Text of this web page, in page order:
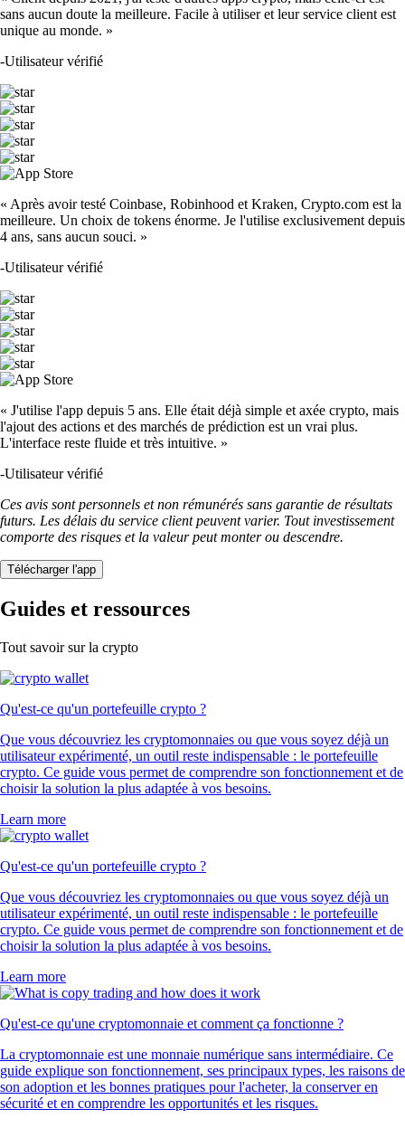
sans aucun doute la meilleure. Facile à utiliser et leur service client est
unique au monde. »
-Utilisateur vérifié
« Après avoir testé Coinbase, Robinhood et Kraken, Crypto.com est la
meilleure. Un choix de tokens énorme. Je l'utilise exclusivement depuis
4 ans, sans aucun souci. »
-Utilisateur vérifié
« J'utilise l'app depuis 5 ans. Elle était déjà simple et axée crypto, mais
l'ajout des actions et des marchés de prédiction est un vrai plus.
L'interface reste fluide et très intuitive. »
-Utilisateur vérifié
Ces avis sont personnels et non rémunérés sans garantie de résultats
futurs. Les délais du service client peuvent varier. Tout investissement
comporte des risques et la valeur peut monter ou descendre.
Télécharger l'app
Guides et ressources
Tout savoir sur la crypto
Qu'est-ce qu'un portefeuille crypto ?
Que vous découvriez les cryptomonnaies ou que vous soyez déjà un
utilisateur expérimenté, un outil reste indispensable : le portefeuille
crypto. Ce guide vous permet de comprendre son fonctionnement et de
choisir la solution la plus adaptée à vos besoins.
Learn more
Qu'est-ce qu'un portefeuille crypto ?
Que vous découvriez les cryptomonnaies ou que vous soyez déjà un
utilisateur expérimenté, un outil reste indispensable : le portefeuille
crypto. Ce guide vous permet de comprendre son fonctionnement et de
choisir la solution la plus adaptée à vos besoins.
Learn more
Qu'est-ce qu'une cryptomonnaie et comment ça fonctionne ?
La cryptomonnaie est une monnaie numérique sans intermédiaire. Ce
guide explique son fonctionnement, ses principaux types, les raisons de
son adoption et les bonnes pratiques pour l'acheter, la conserver en
sécurité et en comprendre les opportunités et les risques.